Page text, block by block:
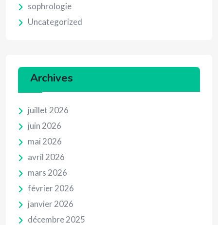
sophrologie
Uncategorized
Archives
juillet 2026
juin 2026
mai 2026
avril 2026
mars 2026
février 2026
janvier 2026
décembre 2025